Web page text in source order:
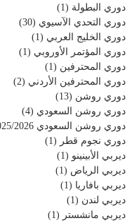
دوري البطولة (1)
دوري التحدي الآسيوي (30)
دوري الخليج العربي (1)
دوري المؤتمر الأوروبي (1)
دوري المحترفين (1)
دوري المحترفين الأردني (2)
دوري روشن (13)
دوري روشن السعودي (4)
دوري روشن السعودي 2025/2026
دوري نجوم قطر (1)
ديربي الأبينينو (1)
ديربي الرياض (1)
ديربي بافاريا (1)
ديربي لندن (1)
ديربي مانشستر (1)